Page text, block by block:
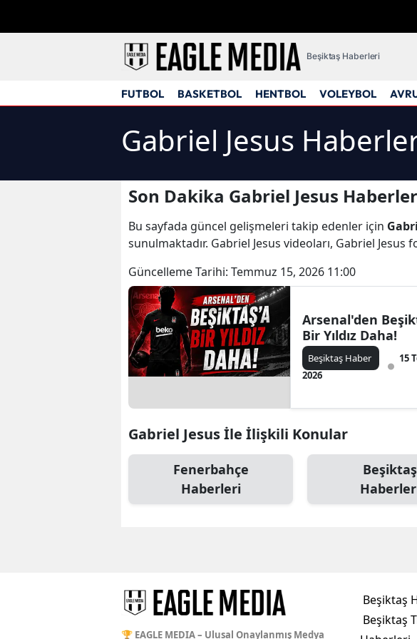
Beşiktaş Haberleri
FUTBOL BASKETBOL HENTBOL VOLEYBOL
Gabriel Jesus
Son Dakika Gabriel Jesus
Bu sayfada güncel gelişmeleri takip edenler için
sunulmaktadır. Gabriel Jesus videoları, Gabriel
Güncelleme Tarihi: Temmuz 15, 2026 11:00
Arsenal'den
Bir Yıldız Daha!
Beşiktaş Haber
15
2026
Gabriel Jesus İle İlişkili Konular
Fenerbahçe
Haberleri
Beşiktaş
🏆 EAGLE MEDIA – Ulusal Onaylanmış Medya
Beşiktaş
Beşiktaş